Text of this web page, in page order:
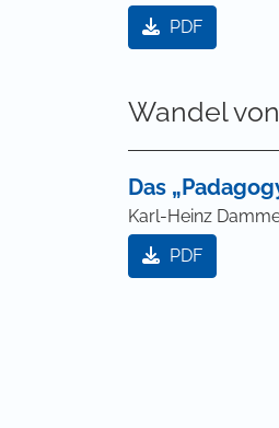
PDF
Wandel
Das
Karl-Heinz
PDF